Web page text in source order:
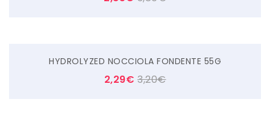
HYDROLYZED NOCCIOLA FONDENTE 55G
2,29€ 3,20€